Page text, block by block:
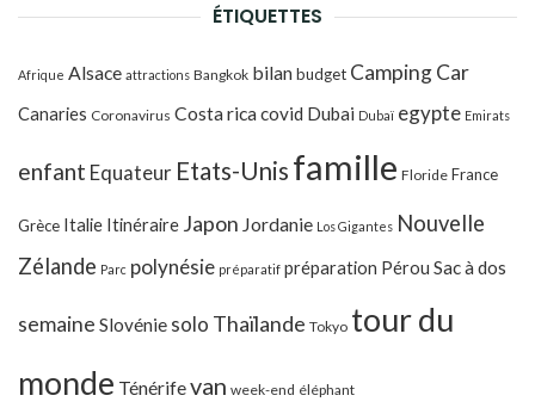
ÉTIQUETTES
Afrique Alsace attractions Bangkok bilanbudget Camping Car
Canaries Coronavirus Costa ricacovid Dubai Dubaï egypte Emirats
enfant Equateur Etats-Unis famille Floride France
Grèce Italie Itinéraire Japon Jordanie Los Gigantes Nouvelle
Zélande Parc polynésie préparatif préparation Pérou Sac à dos
semaine Slovénie solo Thaïlande Tokyo tour du
monde Ténérifevan week-end éléphant